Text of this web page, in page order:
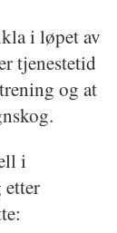
i løpet av
tjenestetid
og at
i